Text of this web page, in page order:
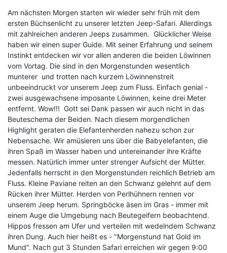
Am nächsten Morgen starten wir wieder sehr früh mit dem
ersten Büchsenlicht zu unserer letzten Jeep-Safari. Allerdings
mit zahlreichen anderen Jeeps zusammen. Glücklicher Weise
haben wir einen super Guide. Mit seiner Erfahrung und seinem
Instinkt entdecken wir vor allen anderen die beiden Löwinnen
vom Vortag. Die sind in den Morgenstunden wesentlich
munterer und trotten nach kurzem Löwinnenstreit
unbeeindruckt vor unserem Jeep zum Fluss. Einfach genial -
zwei ausgewachsene imposante Löwinnen, keine drei Meter
entfernt. Wow!!! Gott sei Dank passen wir auch nicht in das
Beuteschema der Beiden. Nach diesem morgendlichen
Highlight geraten die Elefantenherden nahezu schon zur
Nebensache. Wir amüsieren uns über die Babyelefanten, die
ihren Spaß im Wasser haben und untereinander ihre Kräfte
messen. Natürlich immer unter strenger Aufsicht der Mütter.
Jedenfalls herrscht in den Morgenstunden reichlich Betrieb am
Fluss. Kleine Paviane reiten an den Schwanz gelehnt auf dem
Rücken ihrer Mütter. Herden von Perlhühnern rennen vor
unserem Jeep herum. Springböcke äsen im Gras - immer mit
einem Auge die Umgebung nach Beutegeifern beobachtend.
Hippos fressen am Ufer und verteilen mit wedelndem Schwanz
ihren Dung. Auch hier heißt es - "Morgenstund hat Gold im
Mund". Nach gut 3 Stunden Safari erreichen wir gegen 9:00